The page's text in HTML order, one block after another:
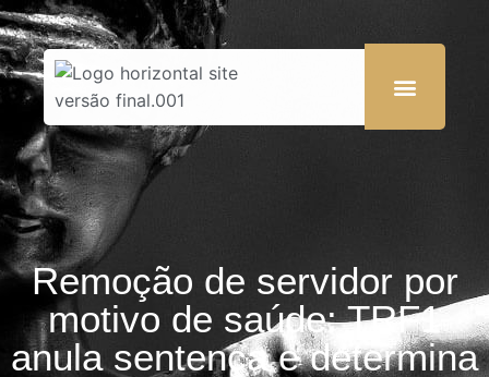
Remoção de servidor por
motivo de saúde: TRF1
anula sentença e determina